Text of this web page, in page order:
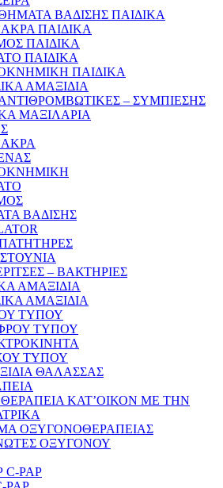
ΒΑΔΙΣΗΣ ΠΑΙΔΙΚΑ
ΠΑΙΔΙΚΑ
ΠΑΙΔΙΚΑ
ΠΑΙΔΙΚΑ
ΠΑΙΔΙΚΑ
ΑΜΑΞΙΔΙΑ
– ΣΥΜΠΙΕΣΗΣ
ΜΑΞΙΛΑΡΙΑ
ΒΑΔΙΣΗΣ
– ΒΑΚΤΗΡΙΕΣ
ΑΜΑΞΙΔΙΑ
ΑΜΑΞΙΔΙΑ
ΤΥΠΟΥ
ΤΥΠΟΥ
ΤΥΠΟΥ
ΘΑΛΑΣΣΑΣ
ΚΑΤ’ΟΙΚΟΝ ΜΕ ΤΗΝ
ΟΞΥΓΟΝΟΘΕΡΑΠΕΙΑΣ
ΟΞΥΓΟΝΟΥ
PAP